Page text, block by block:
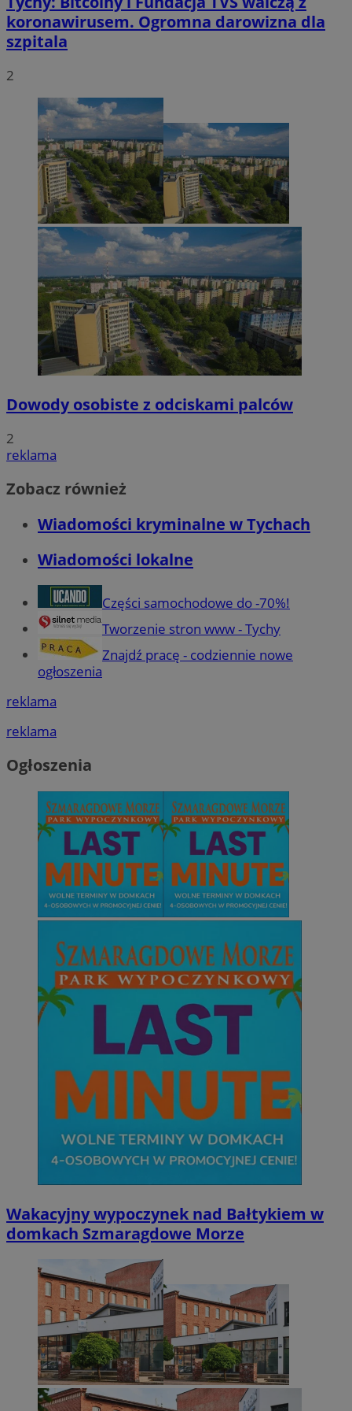
koronawirusem. Ogromna darowizna dla
szpitala
2
Dowody osobiste z odciskami palców
2
reklama
Zobacz również
Wiadomości kryminalne w Tychach
Wiadomości lokalne
Części samochodowe do -70%!
Tworzenie stron www - Tychy
Znajdź pracę - codziennie nowe
ogłoszenia
reklama
reklama
Ogłoszenia
Wakacyjny wypoczynek nad Bałtykiem w
domkach Szmaragdowe Morze